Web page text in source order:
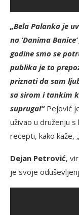
„Bela Palanka je
na ‘Danima
godine smo se
publika je to
priznati da sam
sa sirom i tankim
supruga!“ Pejović
uživao u druženju
recepti, kako kaže,
Dejan Petrović,
je svoje